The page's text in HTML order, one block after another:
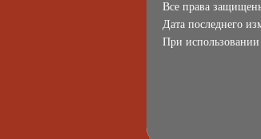
Все права
Дата последнего
При использовании